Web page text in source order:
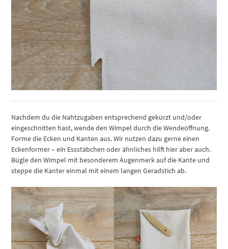
Nachdem du die Nahtzugaben entsprechend gekürzt und/oder
eingeschnitten hast, wende den Wimpel durch die Wendeöffnung.
Forme die Ecken und Kanten aus. Wir nutzen dazu gerne einen
Eckenformer – ein Essstäbchen oder ähnliches hilft hier aber auch.
Bügle den Wimpel mit besonderem Augenmerk auf die Kante und
steppe die Kanter einmal mit einem langen Geradstich ab.